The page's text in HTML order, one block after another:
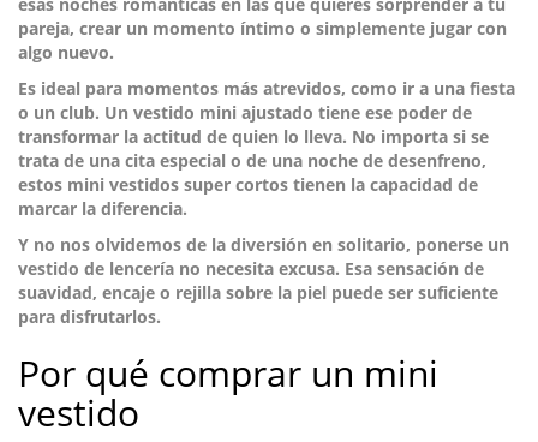
pareja, crear un momento íntimo o simplemente jugar con
algo nuevo.
Es ideal para momentos más atrevidos, como ir a una fiesta
o un club. Un vestido mini ajustado tiene ese poder de
transformar la actitud de quien lo lleva. No importa si se
trata de una cita especial o de una noche de desenfreno,
estos mini vestidos super cortos tienen la capacidad de
marcar la diferencia.
Y no nos olvidemos de la diversión en solitario, ponerse un
vestido de lencería no necesita excusa. Esa sensación de
suavidad, encaje o rejilla sobre la piel puede ser suficiente
para disfrutarlos.
Por qué comprar un mini
vestido